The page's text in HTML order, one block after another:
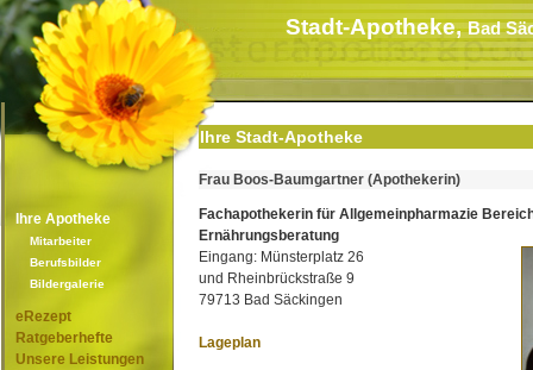
Stadt-Apotheke,Bad
Ihre Apotheke
Mitarbeiter
Berufsbilder
Bildergalerie
eRezept
Ratgeberhefte
Unsere Leistungen
Ihre Stadt-Apotheke
Frau Boos-Baumgartner (Apothekerin)
Fachapothekerin für Allgemeinpharmazie
Ernährungsberatung
Eingang: Münsterplatz 26
und Rheinbrückstraße 9
79713 Bad Säckingen
Lageplan